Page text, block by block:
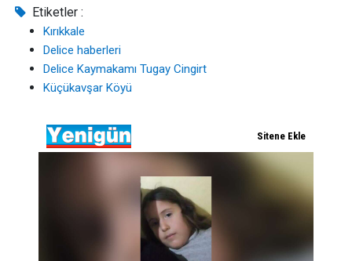
Etiketler :
Kırıkkale
Delice haberleri
Delice Kaymakamı Tugay Cingirt
Küçükavşar Köyü